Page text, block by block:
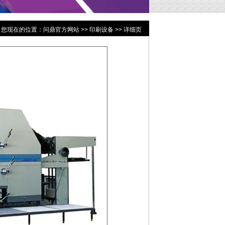
您现在的位置： 问鼎官方网站 >> 印刷设备 >> 详细页